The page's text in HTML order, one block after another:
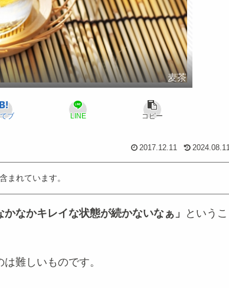
麦茶
ブ LINE コピー
2017.12.11 2024.08.11
まれています。
かなかキレイな状態が続かないなぁ」
というこ
難しいものです。